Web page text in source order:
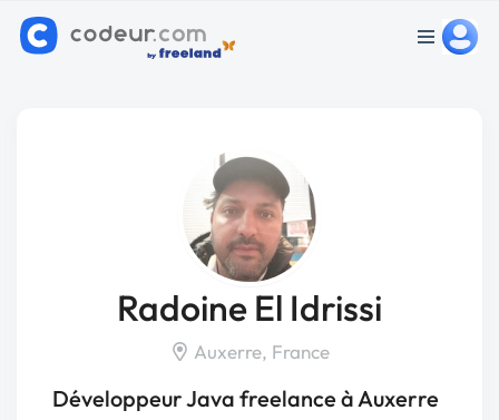
Radoine El Idrissi
Auxerre, France
Développeur Java freelance à Auxerre